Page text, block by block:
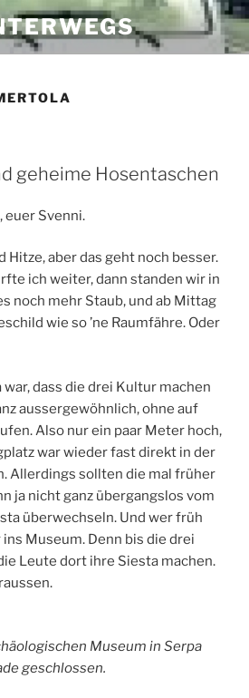
geheime Hosentaschen
euer Svenni.
Hitze, aber das geht noch besser.
ich weiter, dann standen wir in
noch mehr Staub, und ab Mittag
wie so ’ne Raumfähre. Oder
war, dass die drei Kultur machen
aussergewöhnlich, ohne auf
Also nur ein paar Meter hoch,
war wieder fast direkt in der
Allerdings sollten die mal früher
ja nicht ganz übergangslos vom
überwechseln. Und wer früh
Museum. Denn bis die drei
Leute dort ihre Siesta machen.
Museum in Serpa
geschlossen.